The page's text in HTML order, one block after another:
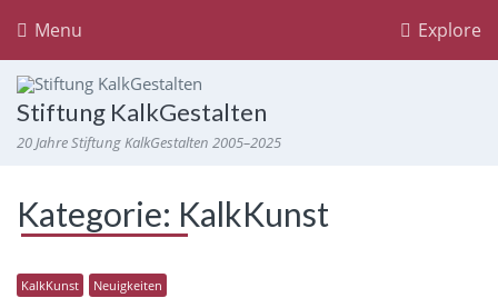
Explore
Menu
Stiftung KalkGestalten
20 Jahre Stiftung KalkGestalten 2005–2025
Kategorie: KalkKunst
KalkKunst Neuigkeiten